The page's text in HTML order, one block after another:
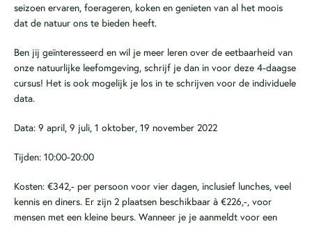
seizoen ervaren, foerageren, koken en genieten van al het moois
dat de natuur ons te bieden heeft.
Ben jij geïnteresseerd en wil je meer leren over de eetbaarheid van
onze natuurlijke leefomgeving, schrijf je dan in voor deze 4-daagse
cursus! Het is ook mogelijk je los in te schrijven voor de individuele
data.
Data: 9 april, 9 juli, 1 oktober, 19 november 2022
Tijden: 10:00-20:00
Kosten: €342,- per persoon voor vier dagen, inclusief lunches, veel
kennis en diners. Er zijn 2 plaatsen beschikbaar à €226,-, voor
mensen met een kleine beurs. Wanneer je je aanmeldt voor een